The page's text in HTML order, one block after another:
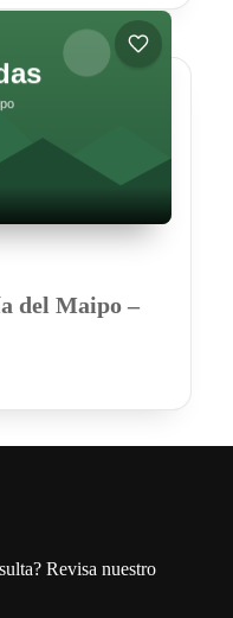
del Maipo –
Revisa nuestro